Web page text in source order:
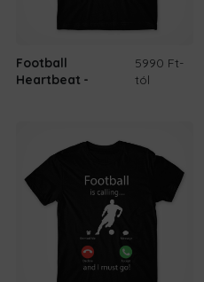
Football
Heartbeat
5990 Ft-
tól